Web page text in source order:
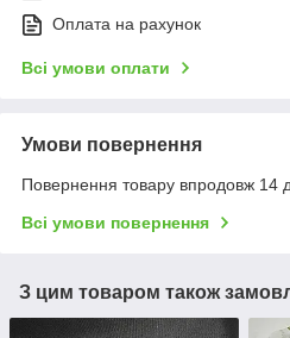
Оплата на рахунок
Всі умови оплати
Умови повернення
Повернення товару впродовж 14
Всі умови повернення
З цим товаром також